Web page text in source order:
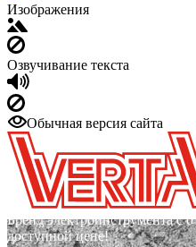
Изображения
Озвучивание текста
Обычная версия сайта
Бренд электроинструмента с
доступной цене!